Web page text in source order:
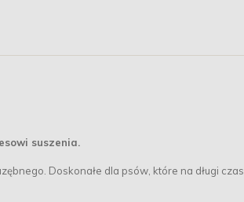
suszenia.
Doskonałe dla psów, które na długi czas